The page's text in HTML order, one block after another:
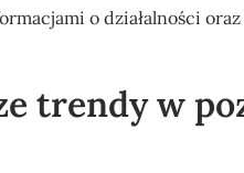
o działalności
trendy w